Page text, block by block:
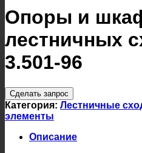
Опоры и
лестничных
3.501-96
Сделать запрос
Категория: Лестничные
элементы
Описание